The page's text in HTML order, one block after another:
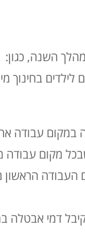
השנה, כגון:
בחינוך
עבודה
מקום עבודה
העבודה
דמי אבטלה